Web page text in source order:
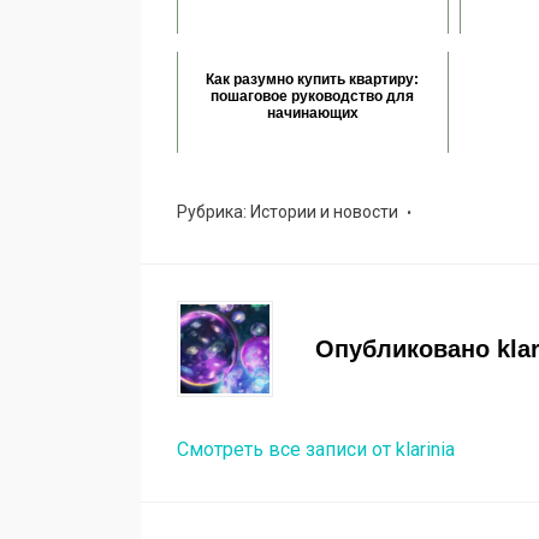
Как разумно купить квартиру:
пошаговое руководство для
начинающих
Рубрика: Истории и новости
Опубликовано
Смотреть все записи от klarinia